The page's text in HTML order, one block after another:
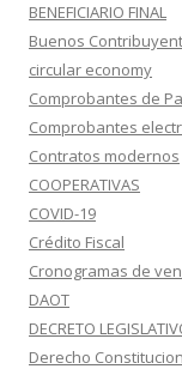
BENEFICIARIO FINAL
Buenos
circular economy
Comprobantes de
Comprobantes
Contratos modernos
COOPERATIVAS
COVID-19
Crédito Fiscal
Cronogramas de
DAOT
DECRETO
Derecho